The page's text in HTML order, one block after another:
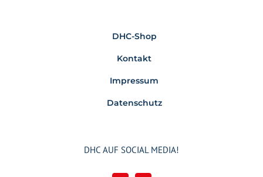
DHC-Shop
Kontakt
Impressum
Datenschutz
DHC AUF SOCIAL MEDIA!